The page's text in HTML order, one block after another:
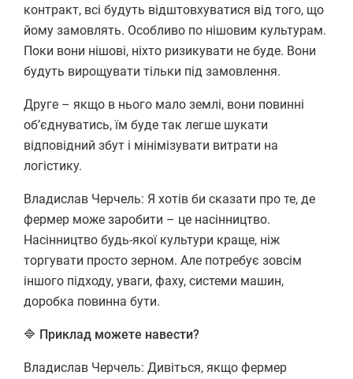
контракт, всі будуть відштовхуватися від того, що
йому замовлять. Особливо по нішовим культурам.
Поки вони нішові, ніхто ризикувати не буде. Вони
будуть вирощувати тільки під замовлення.
Друге – якщо в нього мало землі, вони повинні
об’єднуватись, їм буде так легше шукати
відповідний збут і мінімізувати витрати на
логістику.
Владислав Черчель: Я хотів би сказати про те, де
фермер може заробити – це насінництво.
Насінництво будь-якої культури краще, ніж
торгувати просто зерном. Але потребує зовсім
іншого підходу, уваги, фаху, системи машин,
доробка повинна бути.
🔷 Приклад можете навести?
Владислав Черчель: Дивіться, якщо фермер